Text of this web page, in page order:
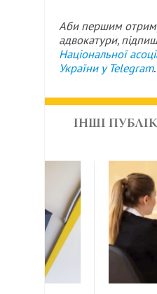
Аби першим
адвокатури,
Національної
України у Telegram.
ІНШІ